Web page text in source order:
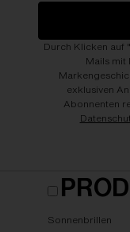
Durch Klicken auf
Mails mit
exklusiven
Abonnenten
Sonnenbrillen